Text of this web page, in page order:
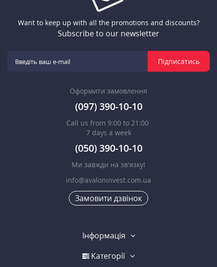
Want to keep up with all the promotions and discounts?
Subscribe to our newsletter
Підписатись
Оформити замовлення
(097) 390-10-10
Call us from 9:00 to 21:00
7 days a week
(050) 390-10-10
Ми завжди на зв'язку!
info@avaloninvest.com.ua
Замовити дзвінок
Інформація
Категорії